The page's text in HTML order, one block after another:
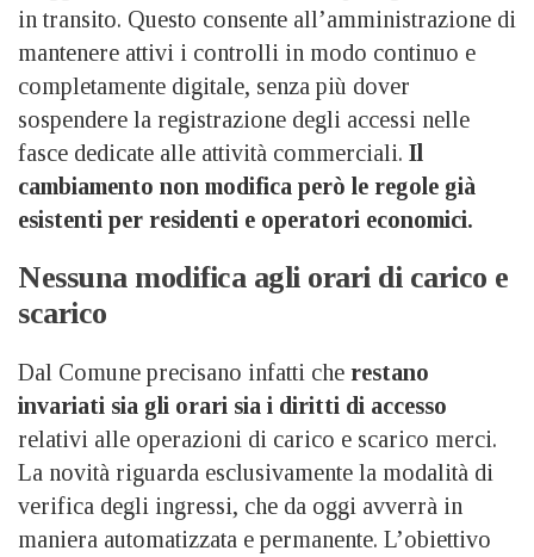
in transito. Questo consente all’amministrazione di
mantenere attivi i controlli in modo continuo e
completamente digitale, senza più dover
sospendere la registrazione degli accessi nelle
fasce dedicate alle attività commerciali. Il
cambiamento non modifica però le regole già
esistenti per residenti e operatori economici.
Nessuna modifica agli orari di carico e
scarico
Dal Comune precisano infatti che restano
invariati sia gli orari sia i diritti di accesso
relativi alle operazioni di carico e scarico merci.
La novità riguarda esclusivamente la modalità di
verifica degli ingressi, che da oggi avverrà in
maniera automatizzata e permanente. L’obiettivo